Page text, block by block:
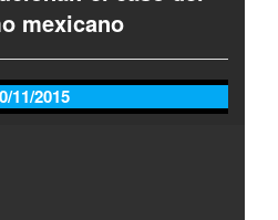
mexicano
11/2015